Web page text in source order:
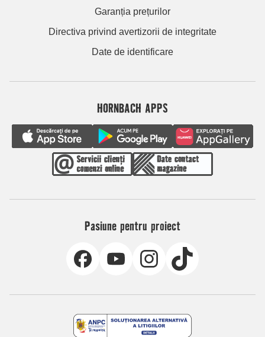
Garanția prețurilor
Directiva privind avertizorii de integritate
Date de identificare
HORNBACH APPS
Pasiune pentru proiect